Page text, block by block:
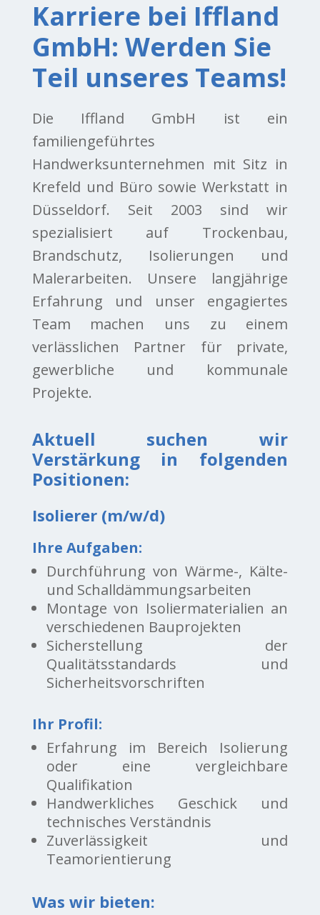
KOMPETENTE
BERATUNG UND
AUSFÜHRUNG AUS
EINER HAND.
Karriere bei Iffland
GmbH: Werden Sie
Teil unseres Teams!
Die Iffland GmbH ist ein
familiengeführtes
Handwerksunternehmen mit Sitz in
Krefeld und Büro sowie Werkstatt in
Düsseldorf. Seit 2003 sind wir
spezialisiert auf Trockenbau,
Brandschutz, Isolierungen und
Malerarbeiten. Unsere langjährige
Erfahrung und unser engagiertes
Team machen uns zu einem
verlässlichen Partner für private,
gewerbliche und kommunale
Projekte.
Aktuell suchen wir
Verstärkung in folgenden
Positionen:
Isolierer (m/w/d)
Ihre Aufgaben:
Durchführung von Wärme-, Kälte-
und Schalldämmungsarbeiten
Montage von Isoliermaterialien an
verschiedenen Bauprojekten
Sicherstellung der
Qualitätsstandards und
Sicherheitsvorschriften
Ihr Profil:
Erfahrung im Bereich Isolierung
oder eine vergleichbare
Qualifikation
Handwerkliches Geschick und
technisches Verständnis
Zuverlässigkeit und
Teamorientierung
Was wir bieten: